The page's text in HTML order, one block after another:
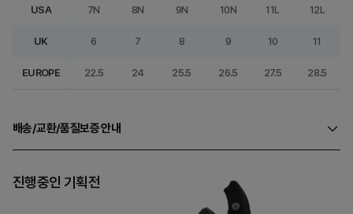
USA 7N 8N 9N 10N 11L 12L
UK 6 7 8 9 10 11
EUROPE 22.5 24 25.5 26.5 27.5 28.5
배송/교환/품질보증 안내
진행중인 기획전